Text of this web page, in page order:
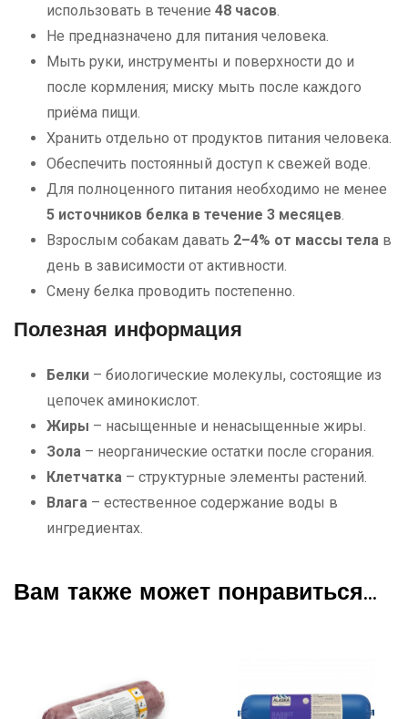
использовать в течение 48 часов.
Не предназначено для питания человека.
Мыть руки, инструменты и поверхности до и
после кормления; миску мыть после каждого
приёма пищи.
Хранить отдельно от продуктов питания человека.
Обеспечить постоянный доступ к свежей воде.
Для полноценного питания необходимо не менее
5 источников белка в течение 3 месяцев.
Взрослым собакам давать 2–4% от массы тела в
день в зависимости от активности.
Смену белка проводить постепенно.
Полезная информация
Белки – биологические молекулы, состоящие из
цепочек аминокислот.
Жиры – насыщенные и ненасыщенные жиры.
Зола – неорганические остатки после сгорания.
Клетчатка – структурные элементы растений.
Влага – естественное содержание воды в
ингредиентах.
Вам также может понравиться…